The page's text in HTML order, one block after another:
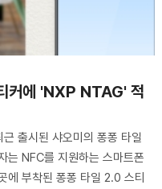
커에 'NXP NTAG' 적
출시된 샤오미의 퐁퐁 타일
는 NFC를 지원하는 스마트폰
에 부착된 퐁퐁 타일 2.0 스티